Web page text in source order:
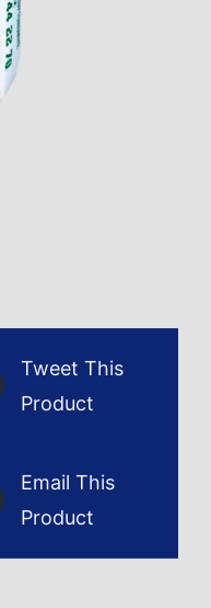
Tweet This
Product
Email This
Product